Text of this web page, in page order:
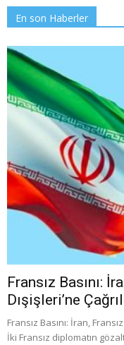
En son Haberler
Fransız Basını:
Dışişleri’ne
Fransız Basını: İran,
İki Fransız diplomatın